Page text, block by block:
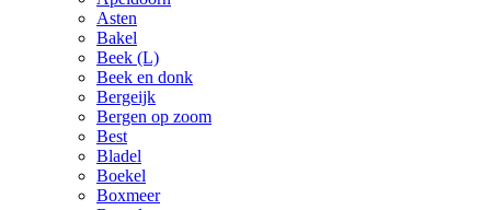
Asten
Bakel
Beek (L)
Beek en donk
Bergeijk
Bergen op zoom
Best
Bladel
Boekel
Boxmeer